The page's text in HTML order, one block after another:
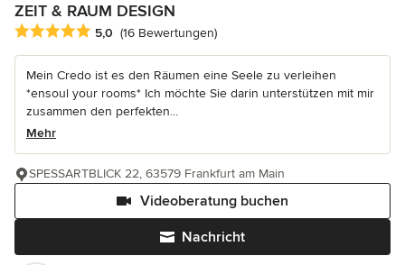
ZEIT & RAUM DESIGN
Durchschnittliche Bewertung: 5 von 5 Sternen
5,0 (16 Bewertungen)
Mein Credo ist es den Räumen eine Seele zu verleihen
*ensoul your rooms* Ich möchte Sie darin unterstützen mit mir
zusammen den perfekten...
Mehr
Nachricht
Videoberatung buchen
SPESSARTBLICK 22, 63579 Frankfurt am Main